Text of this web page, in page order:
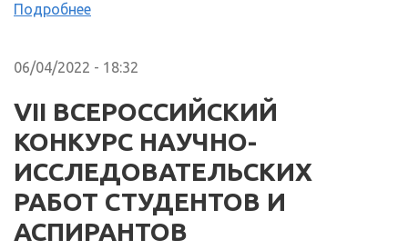
Подробнее
06/04/2022 - 18:32
VII ВСЕРОССИЙСКИЙ
КОНКУРС НАУЧНО-
ИССЛЕДОВАТЕЛЬСКИХ
РАБОТ СТУДЕНТОВ И
АСПИРАНТОВ